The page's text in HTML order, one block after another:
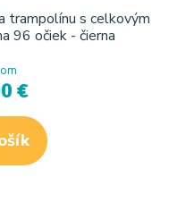
trampolínu s celkovým
96 očiek - čierna
€